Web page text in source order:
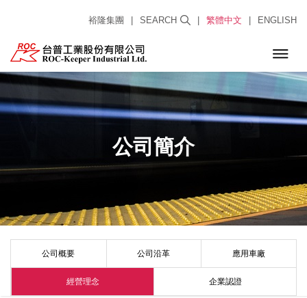
裕隆集團 SEARCH 繁體中文 ENGLISH
公司簡介
公司概要 公司沿革 應用車廠
經營理念 企業認證